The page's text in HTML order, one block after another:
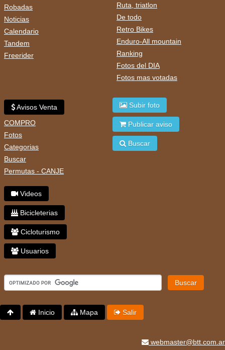
Robadas
Noticias
Calendario
Tandem
Freerider
Ruta, triatlon
De todo
Retro Bikes
Enduro-All mountain
Ranking
Fotos del DIA
Fotos mas votadas
Avisos Venta
COMPRO
Fotos
Categorias
Buscar
Permutas - CANJE
Videos
Bicicleterias
Cicloturismo
Usuarios
Subir foto
Publicar aviso
Buscar
Buscar
Inicio Mapa Salir
webmaster@btt.com.ar